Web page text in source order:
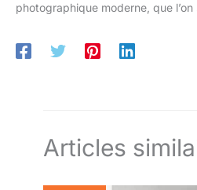
photographique moderne, que
Articles